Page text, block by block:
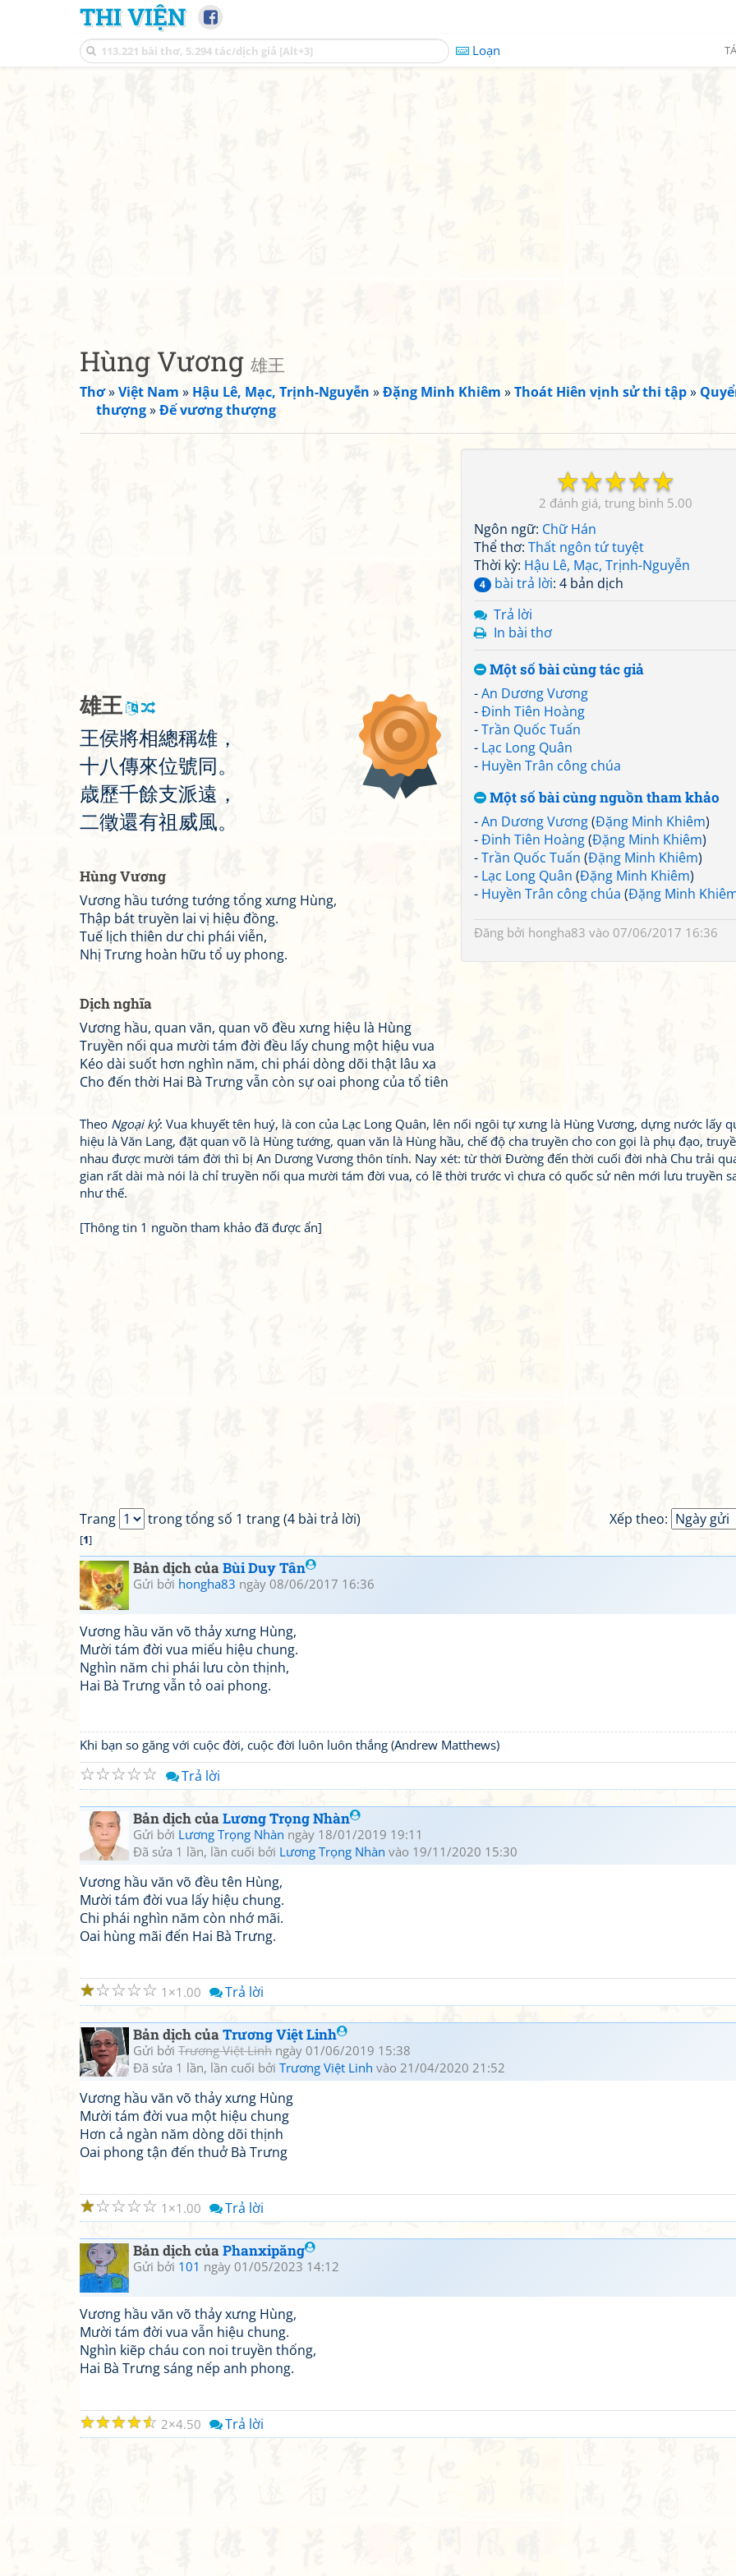
THI VIỆN
Loạn
Hùng Vương 雄王
Thơ»Việt Nam » Hậu Lê, Mạc, Trịnh-Nguyễn »Đặng Minh Khiêm »Thoát Hiên vịnh sử thi tập»
thượng»Đế vương thượng
☆
☆
☆
☆
☆
2 5.00
Ngôn ngữ: Chữ Hán
Thể thơ: Thất ngôn tứ tuyệt
Thời kỳ: Hậu Lê, Mạc, Trịnh-Nguyễn
4 bài trả lời: 4 bản dịch
Trả lời
In bài thơ
Một số bài cùng tác giả
-An Dương Vương
-Đinh Tiên Hoàng
-Trần Quốc Tuấn
- Lạc Long Quân
- Huyền Trân công chúa
Một số bài cùng nguồn tham khảo
-An Dương Vương(Đặng Minh Khiêm)
-Đinh Tiên Hoàng(Đặng Minh Khiêm)
-Trần Quốc Tuấn (Đặng Minh Khiêm)
- Lạc Long Quân (Đặng Minh Khiêm)
- Huyền Trân công chúa (Đặng Minh
Đăng bởi hongha83 vào 07/06/2017 16:36
雄王
王侯將相總稱雄 ，
十八傳來位號同 。
歳歷千餘支派遠 ，
二徵還有祖 威風。
Hùng Vương
Vương hầu tướng tướng tổng xưng Hùng,
Thập bát truyền lai vị hiệu đồng.
Tuế lịch thiên dư chi phái viễn,
Nhị Trưng hoàn hữu tổ uy phong.
Dịch nghĩa
Vương hầu, quan văn, quan võ đều xưng hiệu là Hùng
Truyền nối qua mười tám đời đều lấy chung một hiệu vua
Kéo dài suốt hơn nghìn năm, chi phái dòng dõi thật lâu xa
Cho đến thời Hai Bà Trưng vẫn còn sự oai phong của tổ tiên
Theo Ngoại kỷ: Vua khuyết tên huý, là con của Lạc Long Quân, lên nối ngôi tự xưng là Hùng Vương, dựng nước lấy
hiệu là Văn Lang, đặt quan võ là Hùng tướng, quan văn là Hùng hầu, chế độ cha truyền cho con gọi là phụ đạo,
nhau được mười tám đời thì bị An Dương Vương thôn tính. Nay xét: từ thời Đường đến thời cuối đời nhà Chu trải
gian rất dài mà nói là chỉ truyền nối qua mười tám đời vua, có lẽ thời trước vì chưa có quốc sử nên mới lưu truyền
như thế.
[Thông tin 1 nguồn tham khảo đã được ẩn]
Xếp theo:
Trang trong tổng số 1 trang (4 bài trả lời)
[1]
Bản dịch củaBùi Duy Tân
Gửi bởi hongha83 ngày 08/06/2017 16:36
Vương hầu văn võ thảy xưng Hùng,
Mười tám đời vua miếu hiệu chung.
Nghìn năm chi phái lưu còn thịnh,
Hai Bà Trưng vẫn tỏ oai phong.
Khi bạn so găng với cuộc đời, cuộc đời luôn luôn thắng (Andrew Matthews)
☆
☆
☆
☆
☆ Trả lời
Bản dịch củaLương Trọng Nhàn
Gửi bởi Lương Trọng Nhàn ngày 18/01/2019 19:11
Đã sửa 1 lần, lần cuối bởi Lương Trọng Nhàn vào 19/11/2020 15:30
Vương hầu văn võ đều tên Hùng,
Mười tám đời vua lấy hiệu chung.
Chi phái nghìn năm còn nhớ mãi.
Oai hùng mãi đến Hai Bà Trưng.
☆
☆
☆
☆
☆ 1 1.00 Trả lời
Bản dịch củaTrương Việt Linh
Gửi bởi Trương Việt Linh ngày 01/06/2019 15:38
Đã sửa 1 lần, lần cuối bởi Trương Việt Linh vào 21/04/2020 21:52
Vương hầu văn võ thảy xưng Hùng
Mười tám đời vua một hiệu chung
Hơn cả ngàn năm dòng dõi thịnh
Oai phong tận đến thuở Bà Trưng
☆
☆
☆
☆
☆ 1 1.00 Trả lời
Bản dịch củaPhanxipăng
Gửi bởi 101 ngày 01/05/2023 14:12
Vương hầu văn võ thảy xưng Hùng,
Mười tám đời vua vẫn hiệu chung.
Nghìn kiẽp cháu con noi truyền thống,
Hai Bà Trưng sáng nếp anh phong.
☆
☆
☆
☆
☆ 2 4.50 Trả lời